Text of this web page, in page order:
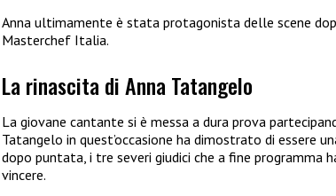
Anna ultimamente è stata protagonista delle scene
Masterchef Italia.
La rinascita di Anna Tatangelo
La giovane cantante si è messa a dura prova
Tatangelo in quest’occasione ha dimostrato di essere
dopo puntata, i tre severi giudici che a fine programma
vincere.